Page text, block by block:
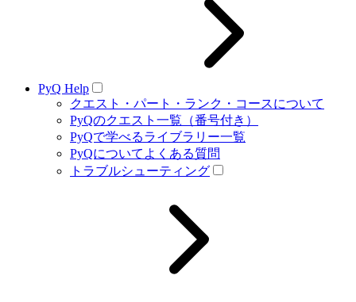
PyQ Help
クエスト・パート・ランク・コースについて
PyQのクエスト一覧（番号付き）
PyQで学べるライブラリー一覧
PyQについてよくある質問
トラブルシューティング